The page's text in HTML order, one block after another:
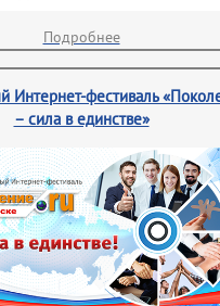
Подробнее
Интернет-фестиваль
– сила в единстве»